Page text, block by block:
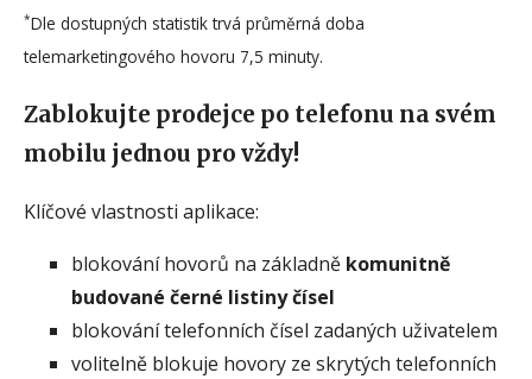
*Dle dostupných statistik trvá průměrná doba
telemarketingového hovoru 7,5 minuty.
Zablokujte prodejce po telefonu na svém
mobilu jednou pro vždy!
Klíčové vlastnosti aplikace:
blokování hovorů na základně komunitně
budované černé listiny čísel
blokování telefonních čísel zadaných uživatelem
volitelně blokuje hovory ze skrytých telefonních